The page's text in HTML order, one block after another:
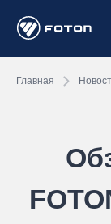
Главная